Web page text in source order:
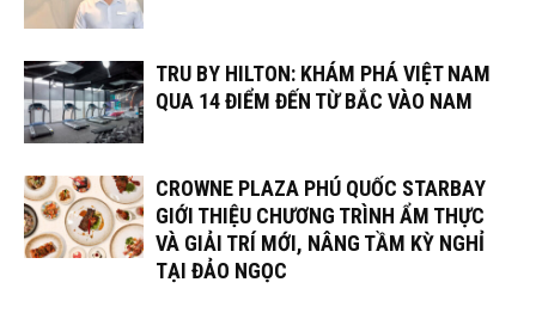
TRU BY HILTON: KHÁM PHÁ VIỆT NAM
QUA 14 ĐIỂM ĐẾN TỪ BẮC VÀO NAM
CROWNE PLAZA PHÚ QUỐC STARBAY
GIỚI THIỆU CHƯƠNG TRÌNH ẨM THỰC
VÀ GIẢI TRÍ MỚI, NÂNG TẦM KỲ NGHỈ
TẠI ĐẢO NGỌC